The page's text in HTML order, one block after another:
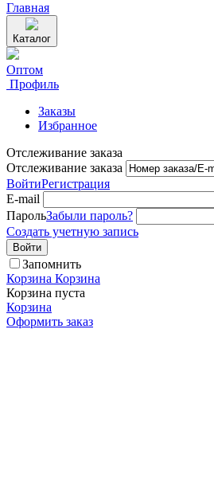
Главная
Каталог
Оптом
Профиль
Заказы
Избранное
Отслеживание заказа
Отслеживание заказа
ВойтиРегистрация
E-mail
ПарольЗабыли пароль?
Создать учетную запись
Войти
Запомнить
Корзина Корзина
Корзина пуста
Корзина
Оформить заказ